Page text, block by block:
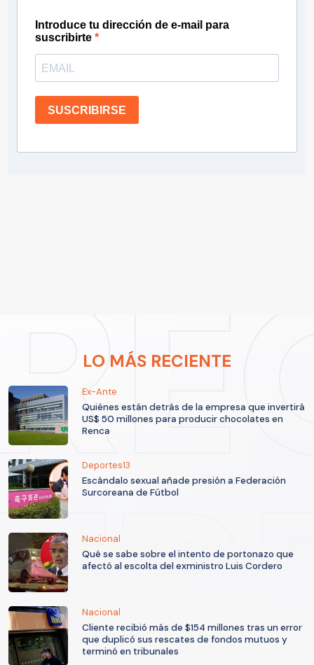
Introduce tu dirección de e-mail para
suscribirte
SUSCRIBIRSE
LO MÁS RECIENTE
Ex-Ante
Quiénes están detrás de la empresa que invertirá
US$ 50 millones para producir chocolates en
Renca
Deportes13
Escándalo sexual añade presión a Federación
Surcoreana de Fútbol
Nacional
Qué se sabe sobre el intento de portonazo que
afectó al escolta del exministro Luis Cordero
Nacional
Cliente recibió más de $154 millones tras un error
que duplicó sus rescates de fondos mutuos y
terminó en tribunales